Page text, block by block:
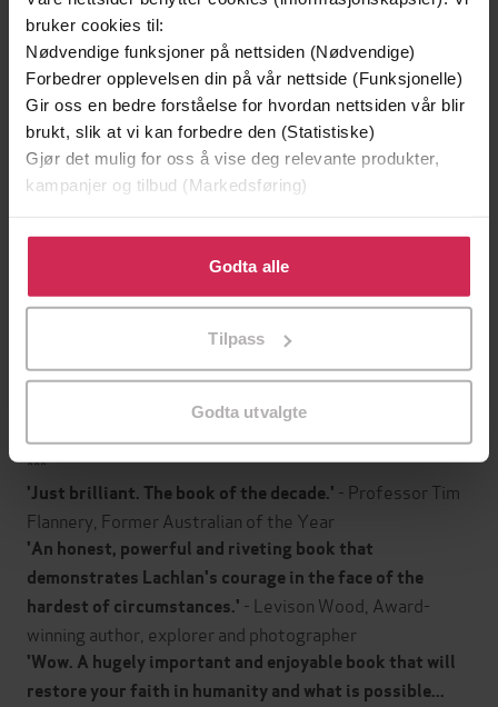
bruker cookies til:
Nødvendige funksjoner på nettsiden (Nødvendige)
Forbedrer opplevelsen din på vår nettside (Funksjonelle)
Gir oss en bedre forståelse for hvordan nettsiden vår blir
brukt, slik at vi kan forbedre den (Statistiske)
Gjør det mulig for oss å vise deg relevante produkter,
kampanjer og tilbud (Markedsføring)
Klikk på «Godta alle» for å gi oss ditt samtykke til å
bruke cookies for alle disse formålene. Du kan også
tilpasse ditt samtykke til spesifikke formål ved å klikke
Godta alle
Tilpass
Godta utvalgte
Utgitt 01.09.2022
Sjanger Biografier ,Dokumentar og fakta,Natur og
dyr,Politikk og samfunn
Språk English
Format epub
ISBN 9781913068875
Om boken
***
'Just brilliant. The book of the decade.' - Professor Tim
Flannery, Former Australian of the Year
'An honest, powerful and riveting book that
demonstrates Lachlan's courage in the face of the
hardest of circumstances.' - Levison Wood, Award-
winning author, explorer and photographer
'Wow. A hugely important and enjoyable book that will
restore your faith in humanity and what is possible...